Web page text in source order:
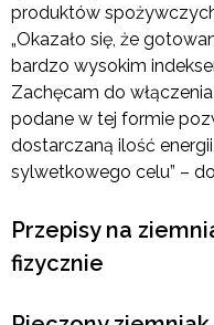
produktów
„Okazało się, że
bardzo wysokim
Zachęcam do
podane w tej formie
dostarczaną ilość
sylwetkowego celu” –
Przepisy na
fizycznie